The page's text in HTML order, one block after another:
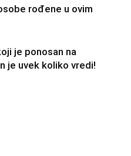
rođene u ovim
je ponosan na
je uvek koliko vredi!